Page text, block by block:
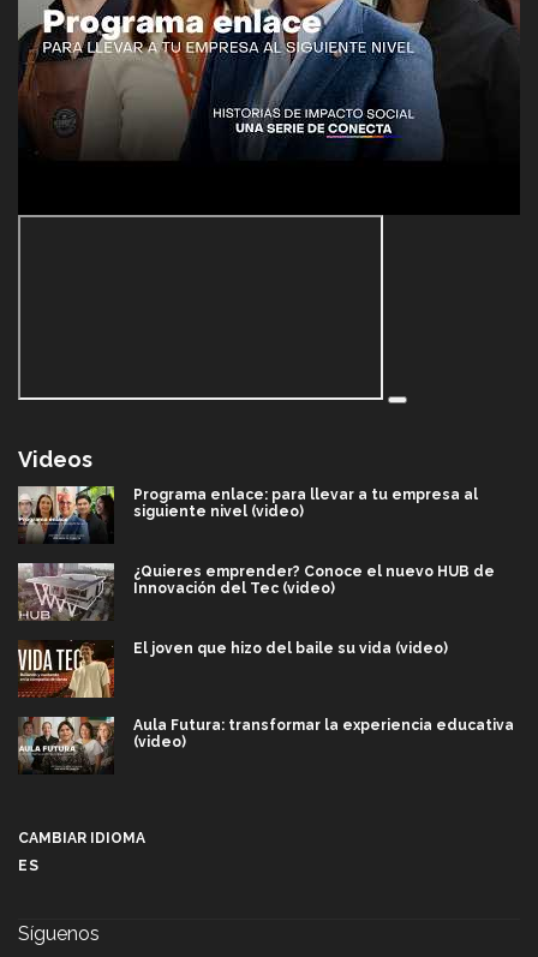
Videos
Programa enlace: para llevar a tu empresa al
siguiente nivel (video)
¿Quieres emprender? Conoce el nuevo HUB de
Innovación del Tec (video)
El joven que hizo del baile su vida (video)
Aula Futura: transformar la experiencia educativa
(video)
CAMBIAR IDIOMA
ES
Síguenos